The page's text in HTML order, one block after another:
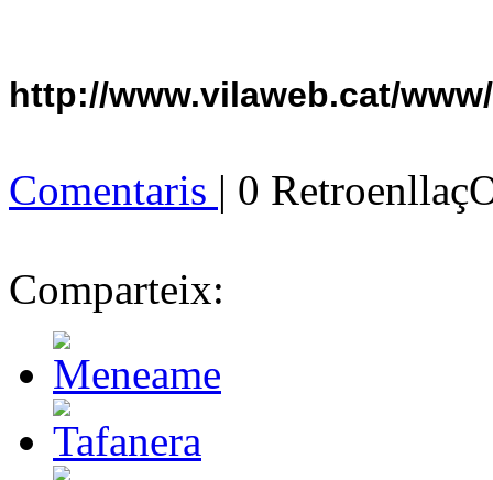
http://www.vilaweb.cat/
Comentaris | 0
Comparteix: